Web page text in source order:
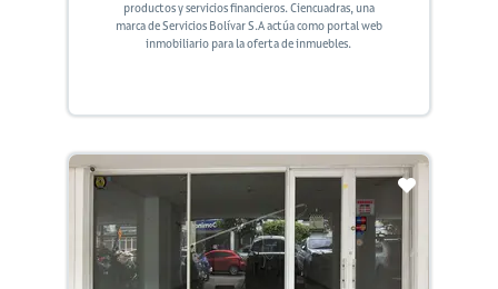
productos y servicios financieros. Ciencuadras, una
marca de Servicios Bolívar S.A actúa como portal web
inmobiliario para la oferta de inmuebles.